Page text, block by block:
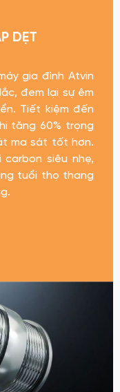
DẸT
gia đình Atvin
đem lại sự êm
Tiết kiệm đến
tăng 60% trọng
ma sát tốt hơn.
siêu nhẹ,
tuổi thọ thang